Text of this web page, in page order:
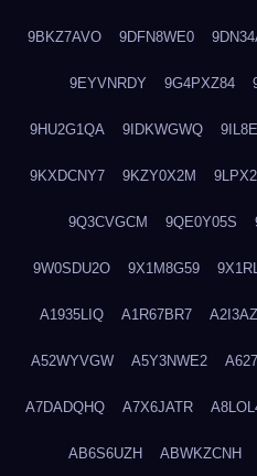
9BKZ7AVO 9DFN8WE0
9EYVNRDY 9G4PXZ84
9HU2G1QA 9IDKWGWQ
9KXDCNY7 9KZY0X2M
9Q3CVGCM 9QE0Y05S
9W0SDU2O 9X1M8G59
A1935LIQ A1R67BR7
A52WYVGW A5Y3NWE2
A7DADQHQ A7X6JATR
AB6S6UZH ABWKZCNH